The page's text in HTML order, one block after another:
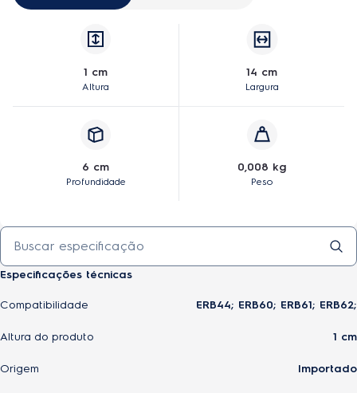
1 cm
Altura
14 cm
Largura
6 cm
Profundidade
0,008 kg
Peso
Especificações técnicas
Compatibilidade ERB44; ERB60; ERB61; ERB62;
Altura do produto 1 cm
Origem Importado